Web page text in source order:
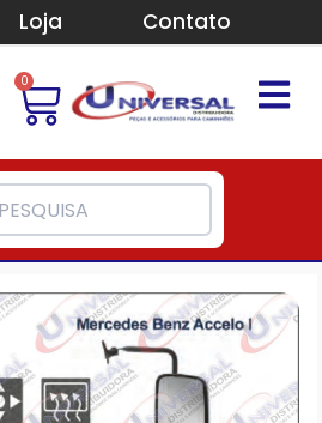
Loja Contato
0